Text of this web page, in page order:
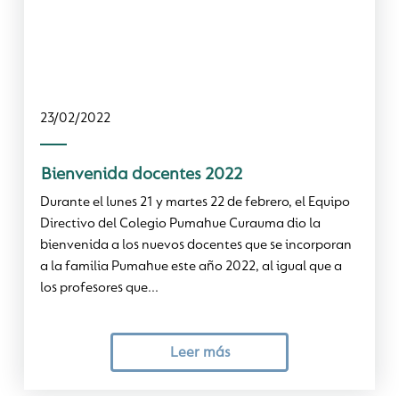
23/02/2022
Bienvenida docentes 2022
Durante el lunes 21 y martes 22 de febrero, el Equipo
Directivo del Colegio Pumahue Curauma dio la
bienvenida a los nuevos docentes que se incorporan
a la familia Pumahue este año 2022, al igual que a
los profesores que...
Leer más